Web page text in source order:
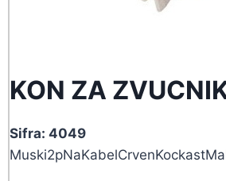
KON ZA
Sifra: 4049